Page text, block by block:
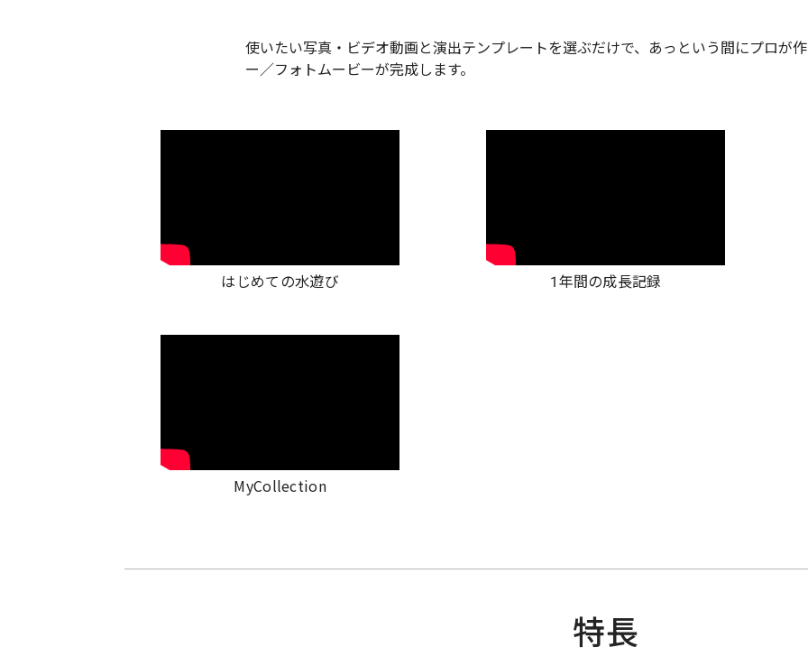
使いたい写真・ビデオ動画と演出テンプレートを選ぶだけで、あっという間にプロが
ー／フォトムービーが完成します。
はじめての水遊び 1年間の成長記録
MyCollection
特長